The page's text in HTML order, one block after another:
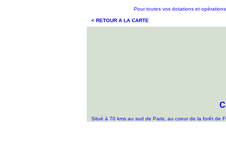
Pour toutes vos dotations et
< RETOUR A LA CARTE
Situé à 70 kms au sud de Paris, au coeur de la forêt de